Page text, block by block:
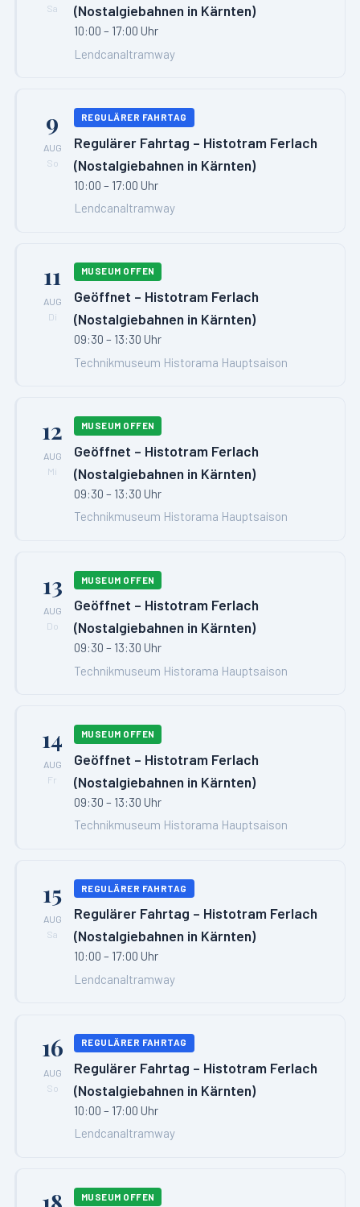
Sa
(Nostalgiebahnen in Kärnten)
10:00 – 17:00 Uhr
Lendcanaltramway
9
AUG
So
REGULÄRER FAHRTAG
Regulärer Fahrtag – Histotram Ferlach
(Nostalgiebahnen in Kärnten)
10:00 – 17:00 Uhr
Lendcanaltramway
11
AUG
Di
MUSEUM OFFEN
Geöffnet – Histotram Ferlach
(Nostalgiebahnen in Kärnten)
09:30 – 13:30 Uhr
Technikmuseum Historama Hauptsaison
12
AUG
Mi
MUSEUM OFFEN
Geöffnet – Histotram Ferlach
(Nostalgiebahnen in Kärnten)
09:30 – 13:30 Uhr
Technikmuseum Historama Hauptsaison
13
AUG
Do
MUSEUM OFFEN
Geöffnet – Histotram Ferlach
(Nostalgiebahnen in Kärnten)
09:30 – 13:30 Uhr
Technikmuseum Historama Hauptsaison
14
AUG
Fr
MUSEUM OFFEN
Geöffnet – Histotram Ferlach
(Nostalgiebahnen in Kärnten)
09:30 – 13:30 Uhr
Technikmuseum Historama Hauptsaison
15
AUG
Sa
REGULÄRER FAHRTAG
Regulärer Fahrtag – Histotram Ferlach
(Nostalgiebahnen in Kärnten)
10:00 – 17:00 Uhr
Lendcanaltramway
16
AUG
So
REGULÄRER FAHRTAG
Regulärer Fahrtag – Histotram Ferlach
(Nostalgiebahnen in Kärnten)
10:00 – 17:00 Uhr
Lendcanaltramway
MUSEUM OFFEN